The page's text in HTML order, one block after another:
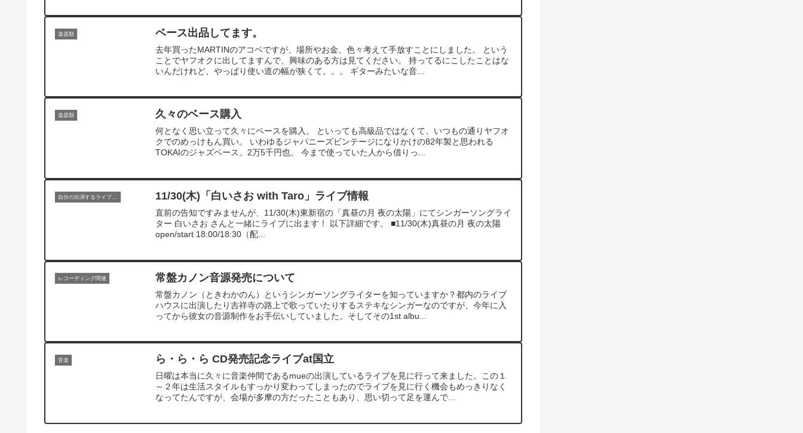
楽器類 ベース出品してます。
去年買ったMARTINのアコベですが、場所やお金、色々考えて手放すことにしました。 という
ことでヤフオクに出してますんで、興味のある方は見てください。 持ってるにこしたことはな
いんだけれど、やっぱり使い道の幅が狭くて。。。 ギターみたいな音...
楽器類 久々のベース購入
何となく思い立って久々にベースを購入。 といっても高級品ではなくて、いつもの通りヤフオ
クでのめっけもん買い。 いわゆるジャパニーズビンテージになりかけの82年製と思われる
TOKAIのジャズベース。2万5千円也。 今まで使っていた人から借りっ...
自分の出演するライブ情報 11/30(木)「白いさお with Taro」ライブ情報
直前の告知ですみませんが、11/30(木)東新宿の「真昼の月 夜の太陽」にてシンガーソングライ
ター 白いさお さんと一緒にライブに出ます！ 以下詳細です。 ■11/30(木)真昼の月 夜の太陽
open/start 18:00/18:30（配...
レコーディング関連 常盤カノン音源発売について
常盤カノン（ときわかのん）というシンガーソングライターを知っていますか？都内のライブ
ハウスに出演したり吉祥寺の路上で歌っていたりするステキなシンガーなのですが、今年に入
ってから彼女の音源制作をお手伝いしていました。そしてその1st albu...
音楽 ら・ら・ら CD発売記念ライブat国立
日曜は本当に久々に音楽仲間であるmueの出演しているライブを見に行って来ました。この１
～２年は生活スタイルもすっかり変わってしまったのでライブを見に行く機会もめっきりなく
なってたんですが、会場が多摩の方だったこともあり、思い切って足を運んで...